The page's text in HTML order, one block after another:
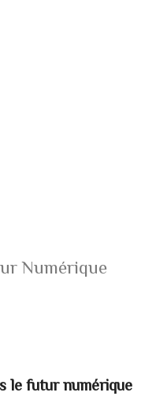
Numérique
le futur numérique